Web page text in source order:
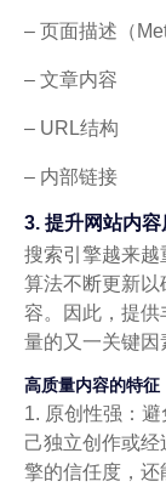
– 页面描述（
– 文章内容
– URL结构
– 内部链接
3. 提升网站内容
搜索引擎越来
算法不断更新以
容。因此，提
量的又一关键因
高质量内容的特征
1. 原创性强：
己独立创作或经
擎的信任度，还